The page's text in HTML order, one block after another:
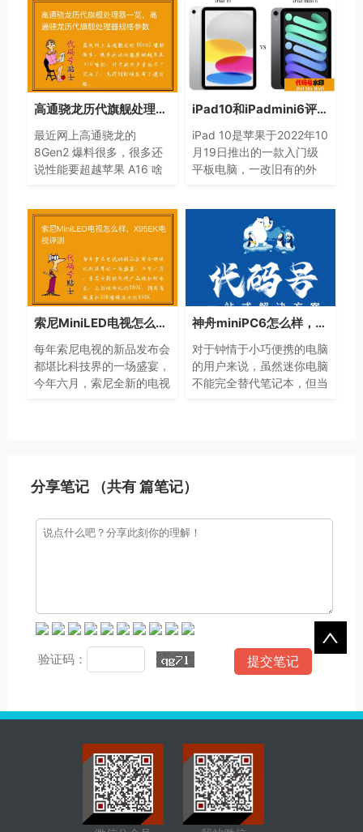
高通骁龙历代旗舰处理器一览，高通骁龙历代旗舰处理器规格参数
最近网上高通骁龙的
8Gen2 爆料很多，很多还
说性能要超越苹果 A16 啥
打脸。
iPad10和iPadmini6评测，iPad10和iPadmini6哪个好？
iPad 10是苹果于2022年10
月19日推出的一款入门级
平板电脑，一改旧有的外
更适合日常看电影轻办公，
孩子上网课
索尼MiniLED电视怎么样，X95EK电视评测
每年索尼电视的新品发布会
都堪比科技界的一场盛宴，
今年六月，索尼全新的电视
神舟miniPC6怎么样，不足千元的随时携带迷你电脑值得入手吗
对于钟情于小巧便携的电脑
的用户来说，虽然迷你电脑
不能完全替代笔记本，但当
分享笔记 （共有篇笔记）
验证码：